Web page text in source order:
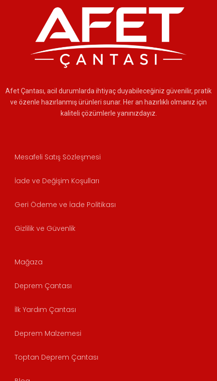
Afet Çantası, acil durumlarda ihtiyaç duyabileceğiniz güvenilir, pratik
ve özenle hazırlanmış ürünleri sunar. Her an hazırlıklı olmanız için
kaliteli çözümlerle yanınızdayız.
Mesafeli Satış Sözleşmesi
İade ve Değişim Koşulları
Geri Ödeme ve İade Politikası
Gizlilik ve Güvenlik
Mağaza
Deprem Çantası
İlk Yardım Çantası
Deprem Malzemesi
Toptan Deprem Çantası